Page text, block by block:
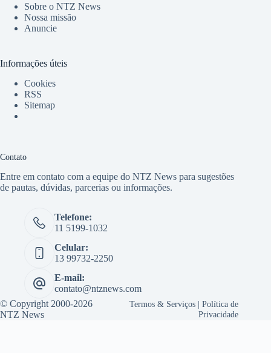
Sobre o NTZ News
Nossa missão
Anuncie
Informações úteis
Cookies
RSS
Sitemap
Contato
Entre em contato com a equipe do NTZ News para sugestões
de pautas, dúvidas, parcerias ou informações.
Telefone:
11 5199-1032
Celular:
13 99732-2250
E-mail:
contato@ntznews.com
© Copyright 2000-2026
NTZ News
Termos & Serviços |Política de
Privacidade